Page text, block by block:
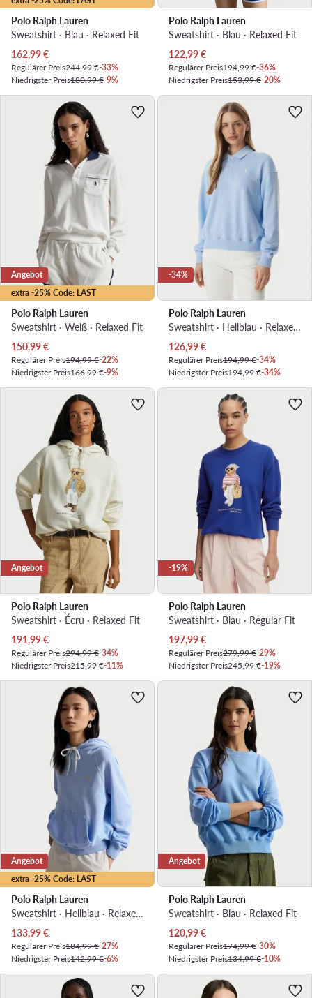
Polo Ralph Lauren
Sweatshirt · Blau · Relaxed Fit
Aktueller Preis
162,99€
Regulärer Preis244,99 €-33%
Niedrigster Preis180,99 €-9%
Polo Ralph Lauren
Sweatshirt · Blau · Relaxed Fit
Aktueller Preis
122,99€
Regulärer Preis194,99 €-36%
Niedrigster Preis153,99 €-20%
extra -25% Code: LAST
Angebot
Polo Ralph Lauren
Sweatshirt · Weiß · Relaxed Fit
Aktueller Preis
150,99€
Regulärer Preis194,99 €-22%
Niedrigster Preis166,99 €-9%
-34%
Polo Ralph Lauren
Sweatshirt · Hellblau · Relaxed Fit
Aktueller Preis
126,99€
Regulärer Preis194,99 €-34%
Niedrigster Preis194,99 €-34%
Angebot
Polo Ralph Lauren
Sweatshirt · Écru · Relaxed Fit
Aktueller Preis
191,99€
Regulärer Preis294,99 €-34%
Niedrigster Preis215,99 €-11%
-19%
Polo Ralph Lauren
Sweatshirt · Blau · Regular Fit
Aktueller Preis
197,99€
Regulärer Preis279,99 €-29%
Niedrigster Preis245,99 €-19%
extra -25% Code: LAST
Angebot
Polo Ralph Lauren
Sweatshirt · Hellblau · Relaxed Fit
Aktueller Preis
133,99€
Regulärer Preis184,99 €-27%
Niedrigster Preis142,99 €-6%
Angebot
Polo Ralph Lauren
Sweatshirt · Blau · Relaxed Fit
Aktueller Preis
120,99€
Regulärer Preis174,99 €-30%
Niedrigster Preis134,99 €-10%